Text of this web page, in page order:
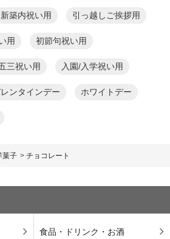
新築内祝い用 引っ越しご挨拶用
用 初節句祝い用
三祝い用 入園/入学祝い用
ンタインデー ホワイトデー
菓子 > チョコレート
食品・ドリンク・お酒